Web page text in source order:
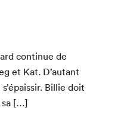
con­tin­ue de
et Kat. D’autant
Bil­lie doit
sa […]